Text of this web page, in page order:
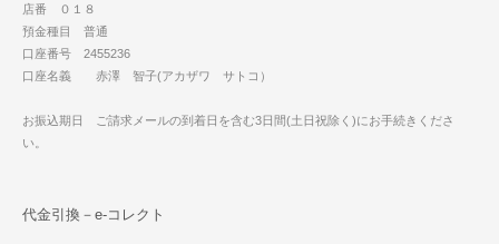
店番 ０１８
預金種目 普通
口座番号 2455236
口座名義 赤澤 智子(アカザワ サトコ）
お振込期日 ご請求メールの到着日を含む3日間(土日祝除く)にお手続きくださ
い。
代金引換－e-コレクト